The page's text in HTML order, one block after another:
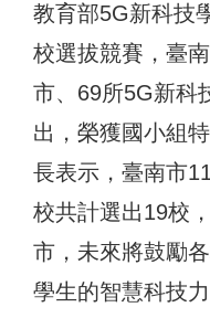
教育部5G新科技
校選拔競賽，臺
市、69所5G新科
出，榮獲國小組
長表示，臺南市
校共計選出19校
市，未來將鼓勵
學生的智慧科技力